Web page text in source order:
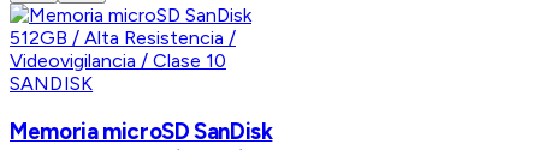
SANDISK
Memoria microSD SanDisk